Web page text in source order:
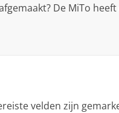
De MiTo
velden zijn